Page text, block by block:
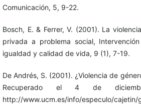
Comunicación, 5, 9-22.
Bosch, E. & Ferrer, V. (2001). La
privada a problema social,
igualdad y calidad de vida, 9 (1), 7-19.
De Andrés, S. (2001). ¿Violencia de
Recuperado el 4 de
http://www.ucm.es/info/especulo/cajetin/